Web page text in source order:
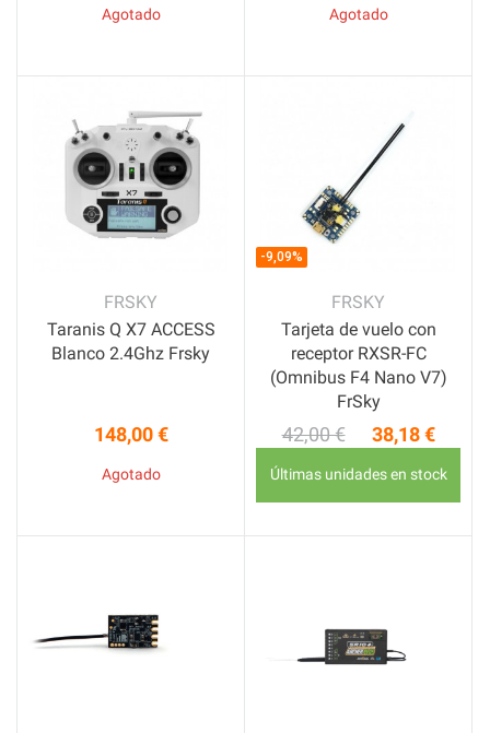
Agotado Agotado
FRSKY
Taranis Q X7 ACCESS
Blanco 2.4Ghz Frsky
Precio
148,00 €
Agotado
-9,09%
FRSKY
Tarjeta de vuelo con
receptor RXSR-FC
(Omnibus F4 Nano V7)
FrSky
Precio base
42,00 € Precio
38,18 €
Últimas unidades en stock